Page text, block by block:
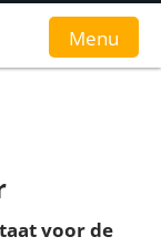
Menu
voor de